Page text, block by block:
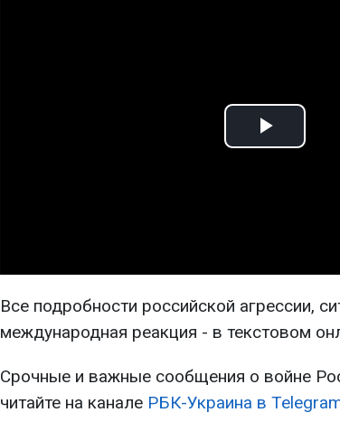
Play
Все подробности российской агрессии,
международная реакция - в текстовом
Срочные и важные сообщения о войне
читайте на канале РБК-Украина в